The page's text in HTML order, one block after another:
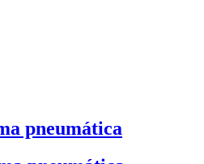
pneumática